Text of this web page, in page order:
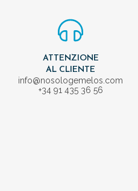
ATTENZIONE
AL CLIENTE
info@nosologemelos.com
+34 91 435 36 56